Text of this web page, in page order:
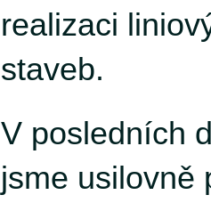
realizaci
staveb.
V posledních
jsme usilovně